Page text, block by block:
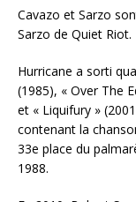
Cavazo et Sarzo
Sarzo de Quiet Riot.
Hurricane a sorti
(1985), « Over The
et « Liquifury »
contenant la
33e place du
1988.